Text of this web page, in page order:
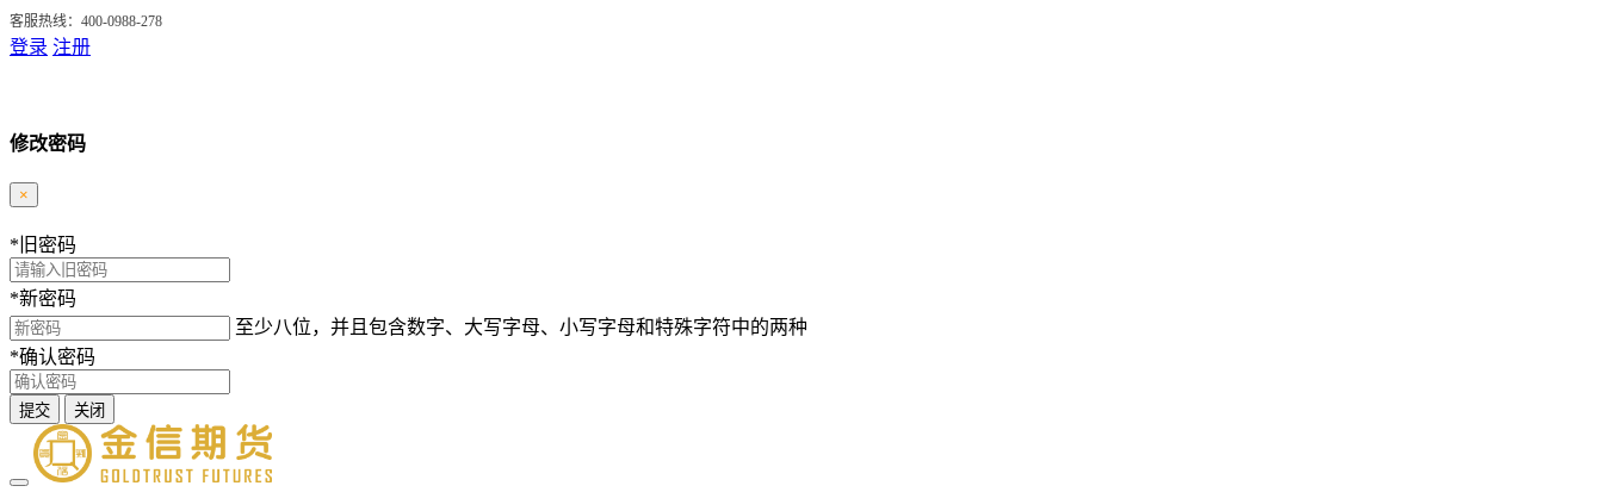
客服热线：400-0988-278
登录 注册
修改密码
×
* 旧密码
*新密码
至少八位，并且包含数字、大写字母、小写字母和特殊字符中的两种
*确认密码
提交 关闭